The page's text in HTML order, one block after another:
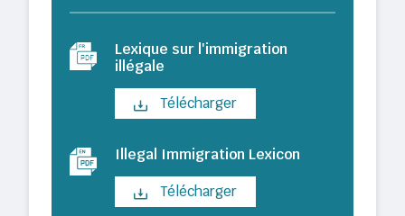
Lexique sur l'immigration
illégale
Télécharger
Illegal Immigration Lexicon
Télécharger